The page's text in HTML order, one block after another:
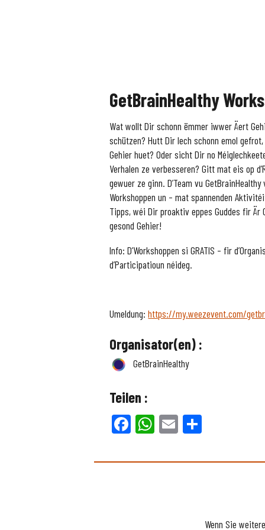
GetBrainHealthy
Wat wollt Dir schonn ëmmer iwwer Äert
schützen? Hutt Dir Iech schonn emol
Gehier huet? Oder sicht Dir no
Verhalen ze verbesseren? Gitt mat eis op
gewuer ze ginn. D’Team vu
Workshoppen un – mat spannenden
Tipps, wéi Dir proaktiv eppes Guddes fir
gesond Gehier!
Info: D’Workshoppen si GRATIS – fir
d’Participatioun néideg.
Umeldung:https://my.weezevent.com/
Organisator(en) :
GetBrainHealthy
Teilen :
Facebook
WhatsApp
Email
Wenn Sie